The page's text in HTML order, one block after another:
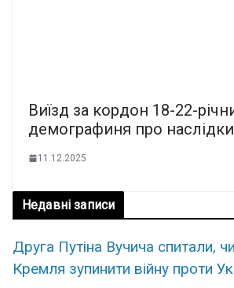
Виїзд за кордон 18-22-
демографиня про
11.12.2025
Недавні записи
Друга Путіна Вучича спитали,
Кремля зупинити війну проти